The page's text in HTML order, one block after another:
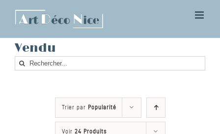
Vendu
Rechercher
Trier par Popularité
Voir 24 Produits